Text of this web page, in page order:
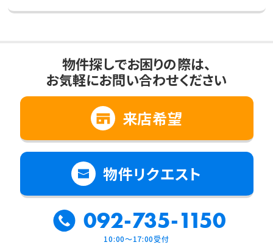
物件探しでお困りの際は、
お気軽にお問い合わせください
来店希望
物件リクエスト
092-735-1150
10:00～17:00受付